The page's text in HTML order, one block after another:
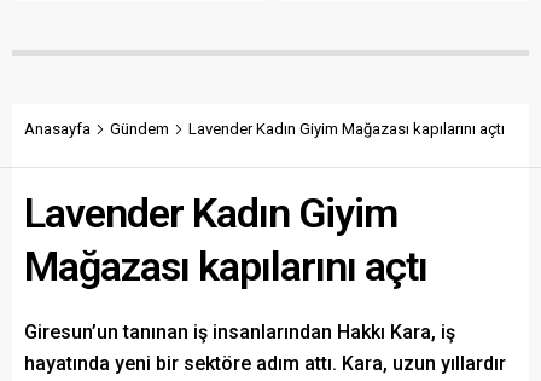
çalışmalarını bir kez daha
öğrendikleri bilgileri
Anasayfa Gündem Lavender Kadın Giyim Mağazası kapılarını açtı
Lavender Kadın Giyim
Mağazası kapılarını açtı
Giresun’un tanınan iş insanlarından Hakkı Kara, iş
hayatında yeni bir sektöre adım attı. Kara, uzun yıllardır